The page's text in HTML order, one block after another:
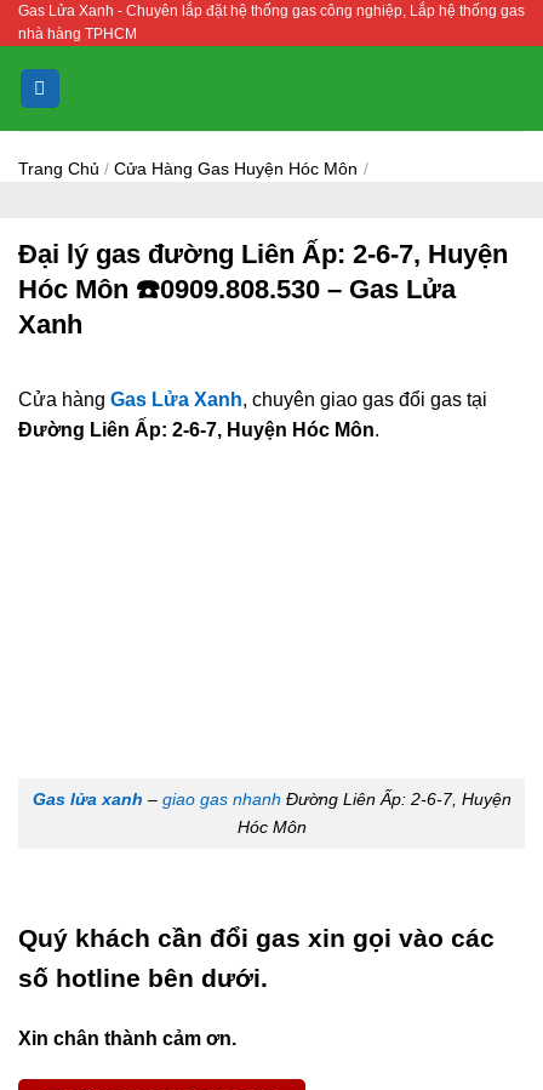
Bỏ
qua
nội
dung
Gas Lửa Xanh - Chuyên lắp đặt hệ thống gas công nghiệp, Lắp hệ thống gas
nhà hàng TPHCM
Trang Chủ / Cửa Hàng Gas Huyện Hóc Môn /
Đại lý gas đường Liên Ấp: 2-6-7, Huyện
Hóc Môn ☎️0909.808.530 – Gas Lửa
Xanh
Cửa hàng Gas Lửa Xanh, chuyên giao gas đổi gas tại
Đường Liên Ấp: 2-6-7, Huyện Hóc Môn.
Gas lửa xanh – giao gas nhanh Đường Liên Ấp: 2-6-7, Huyện
Hóc Môn
Quý khách cần đổi gas xin gọi vào các
số hotline bên dưới.
Xin chân thành cảm ơn.